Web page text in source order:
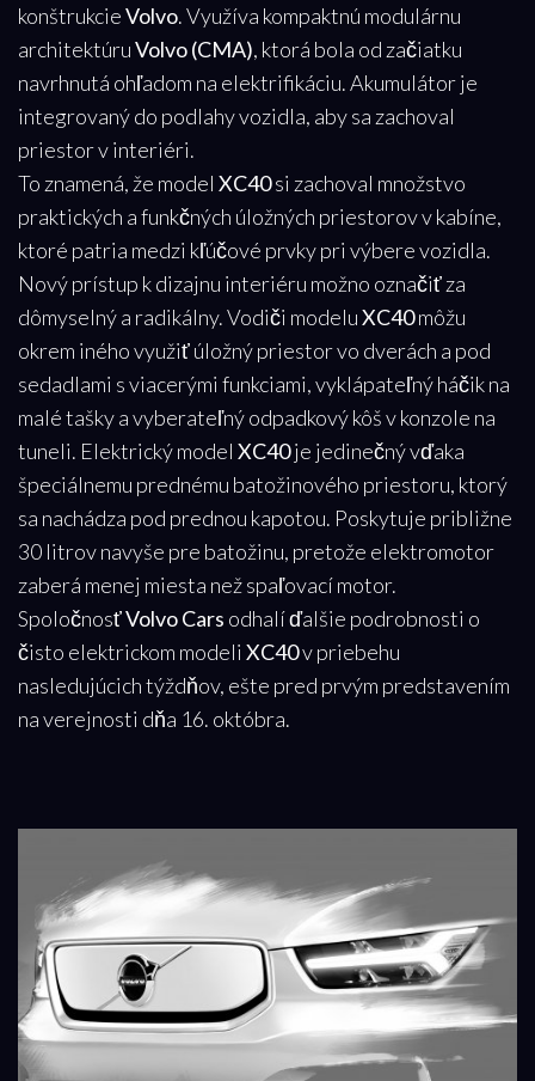
konštrukcieVolvo. Využíva kompaktnú modulárnu
architektúruVolvo (CMA), ktorá bola od začiatku
navrhnutá ohľadom na elektrifikáciu. Akumulátor je
integrovaný do podlahy vozidla, aby sa zachoval
priestor v interiéri.
To znamená, že model XC40si zachoval množstvo
praktických a funkčných úložných priestorov v kabíne,
ktoré patria medzi kľúčové prvky pri výbere vozidla.
Nový prístup k dizajnu interiéru možno označiť za
dômyselný a radikálny. Vodiči modeluXC40môžu
okrem iného využiť úložný priestor vo dverách a pod
sedadlami s viacerými funkciami, vyklápateľný háčik na
malé tašky a vyberateľný odpadkový kôš v konzole na
tuneli. Elektrický model XC40je jedinečný vďaka
špeciálnemu prednému batožinového priestoru, ktorý
sa nachádza pod prednou kapotou. Poskytuje približne
30 litrov navyše pre batožinu, pretože elektromotor
zaberá menej miesta než spaľovací motor.
SpoločnosťVolvo Cars odhalí ďalšie podrobnosti o
čisto elektrickom modeli XC40v priebehu
nasledujúcich týždňov, ešte pred prvým predstavením
na verejnosti dňa 16. októbra.